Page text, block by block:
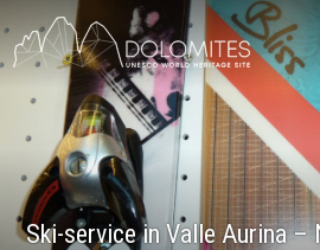
Ski-service in Valle Aurina –